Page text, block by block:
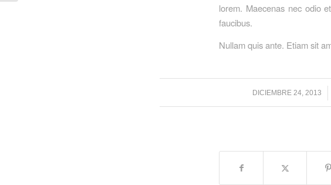
lorem. Maecenas nec odio
faucibus.
Nullam quis ante. Etiam sit
DICIEMBRE 24, 2013
/